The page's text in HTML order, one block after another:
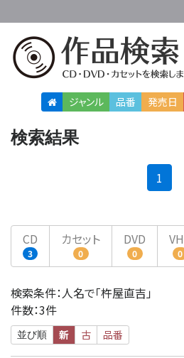
ジャンル 品番 発売日
検索結果
1
CD
3
カセット
0
DVD
0 0
検索条件：人名で「杵屋直吉」
件数：3件
並び順 新 古 品番